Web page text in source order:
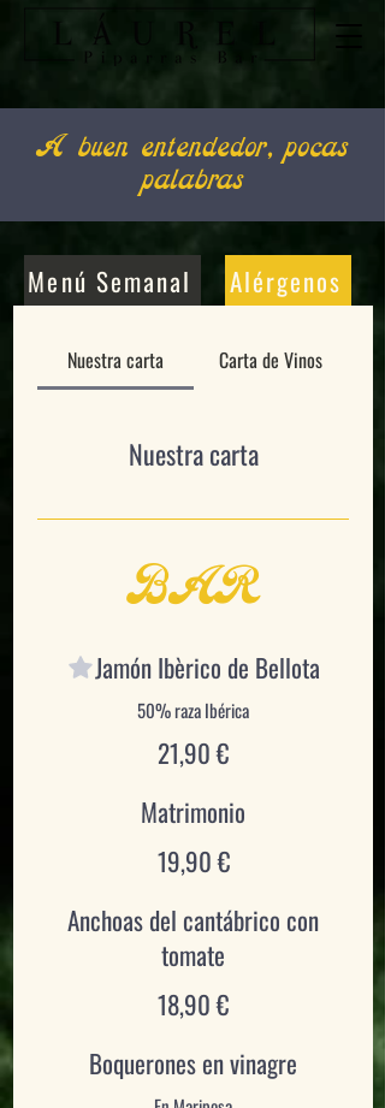
A buen entendedor, pocas
palabras
Menú Semanal Alérgenos
Nuestra carta Carta de Vinos
Nuestra carta
BAR
Jamón Ibèrico de Bellota
50% raza Ibérica
21,90 €
Matrimonio
19,90 €
Anchoas del cantábrico con
tomate
18,90 €
Boquerones en vinagre